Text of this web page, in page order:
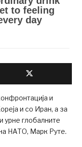
и
и со Иран, а за
урне глобалните
НАТО, Марк Руте.